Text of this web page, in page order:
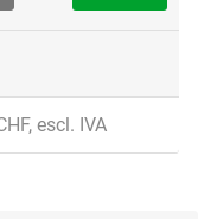
escl. IVA